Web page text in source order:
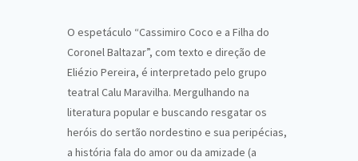
O espetáculo “Cassimiro Coco e a Filha do
Coronel Baltazar”, com texto e direção de
Eliézio Pereira, é interpretado pelo grupo
teatral Calu Maravilha. Mergulhando na
literatura popular e buscando resgatar os
heróis do sertão nordestino e sua peripécias,
a história fala do amor ou da amizade (a